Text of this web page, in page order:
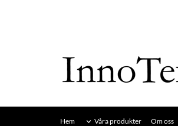
Hem Våra produkter Om oss